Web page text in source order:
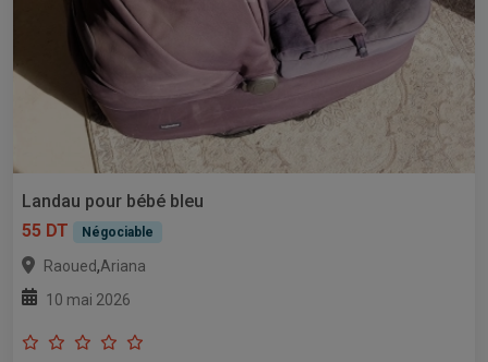
Landau pour bébé bleu
55 DT
Négociable
Raoued,Ariana
10 mai 2026